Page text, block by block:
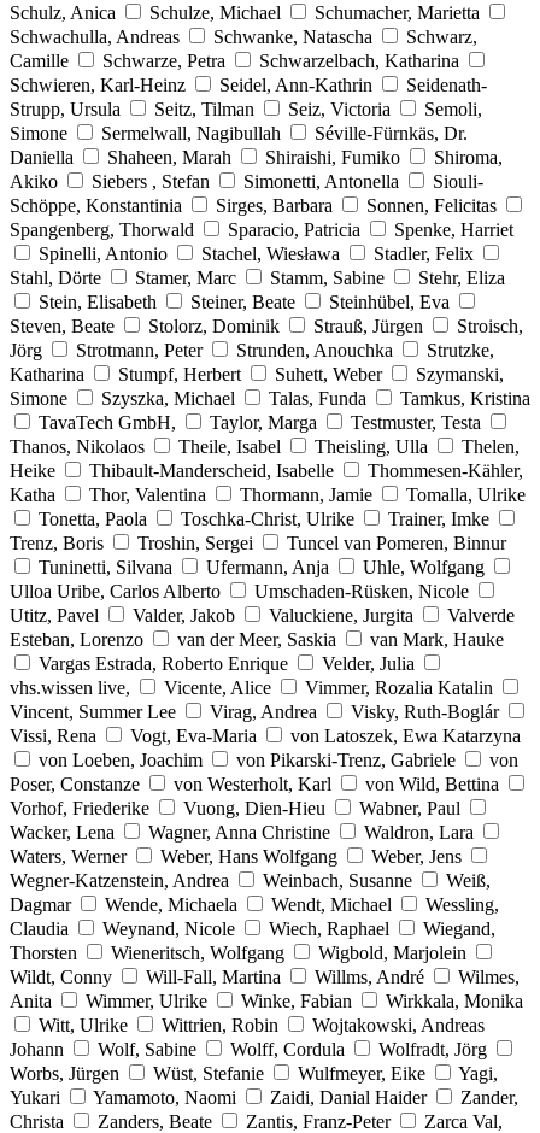
Schulz, Anica
Schulze, Michael
Schumacher, Marietta
Schwachulla, Andreas
Schwanke, Natascha
Schwarz,
Camille
Schwarze, Petra
Schwarzelbach, Katharina
Schwieren, Karl-Heinz
Seidel, Ann-Kathrin
Seidenath-
Strupp, Ursula
Seitz, Tilman Seiz, Victoria
Semoli,
Simone
Sermelwall, Nagibullah
Séville-Fürnkäs, Dr.
Daniella
Shaheen, Marah Shiraishi, Fumiko
Shiroma,
Akiko
Siebers , Stefan Simonetti, Antonella
Siouli-
Schöppe, Konstantinia
Sirges, Barbara
Sonnen, Felicitas
Spangenberg, Thorwald
Sparacio, Patricia
Spenke, Harriet
Spinelli, Antonio
Stachel, Wiesława
Stadler, Felix
Stahl, Dörte
Stamer, Marc Stamm, Sabine
Stehr, Eliza
Stein, Elisabeth
Steiner, Beate
Steinhübel, Eva
Steven, Beate
Stolorz, Dominik Strauß, Jürgen
Stroisch,
Jörg
Strotmann, Peter Strunden, Anouchka
Strutzke,
Katharina
Stumpf, Herbert Suhett, Weber
Szymanski,
Simone
Szyszka, Michael Talas, Funda
Tamkus, Kristina
TavaTech GmbH,
Taylor, Marga
Testmuster, Testa
Thanos, Nikolaos
Theile, Isabel Theisling, Ulla
Thelen,
Heike
Thibault-Manderscheid, Isabelle
Thommesen-Kähler,
Katha
Thor, Valentina Thormann, Jamie
Tomalla, Ulrike
Tonetta, Paola
Toschka-Christ, Ulrike
Trainer, Imke
Trenz, Boris
Troshin, Sergei
Tuncel van Pomeren, Binnur
Tuninetti, Silvana
Ufermann, Anja
Uhle, Wolfgang
Ulloa Uribe, Carlos Alberto
Umschaden-Rüsken, Nicole
Utitz, Pavel
Valder, Jakob Valuckiene, Jurgita
Valverde
Esteban, Lorenzo
van der Meer, Saskia
van Mark, Hauke
Vargas Estrada, Roberto Enrique
Velder, Julia
vhs.wissen live,
Vicente, Alice
Vimmer, Rozalia Katalin
Vincent, Summer Lee
Virag, Andrea
Visky, Ruth-Boglár
Vissi, Rena
Vogt, Eva-Maria
von Latoszek, Ewa Katarzyna
von Loeben, Joachim
von Pikarski-Trenz, Gabriele
von
Poser, Constanze
von Westerholt, Karl
von Wild, Bettina
Vorhof, Friederike
Vuong, Dien-Hieu
Wabner, Paul
Wacker, Lena
Wagner, Anna Christine
Waldron, Lara
Waters, Werner
Weber, Hans Wolfgang
Weber, Jens
Wegner-Katzenstein, Andrea
Weinbach, Susanne
Weiß,
Dagmar
Wende, Michaela Wendt, Michael
Wessling,
Claudia
Weynand, Nicole Wiech, Raphael
Wiegand,
Thorsten
Wieneritsch, Wolfgang
Wigbold, Marjolein
Wildt, Conny
Will-Fall, Martina Willms, André
Wilmes,
Anita
Wimmer, Ulrike Winke, Fabian
Wirkkala, Monika
Witt, Ulrike
Wittrien, Robin
Wojtakowski, Andreas
Johann
Wolf, Sabine Wolff, Cordula
Wolfradt, Jörg
Worbs, Jürgen
Wüst, Stefanie Wulfmeyer, Eike
Yagi,
Yukari
Yamamoto, Naomi Zaidi, Danial Haider
Zander,
Christa
Zanders, Beate Zantis, Franz-Peter
Zarca Val,